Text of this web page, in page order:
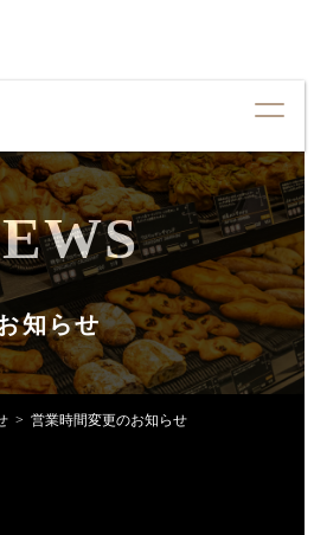
プトCONCEPT
ティQUALITY
ーMENU
せ NEWS
知らせ
営業時間変更のお知らせ